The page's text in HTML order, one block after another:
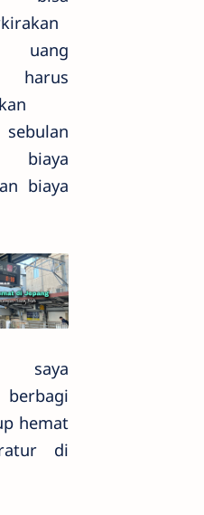
uang
biaya
biaya
saya
hemat
di